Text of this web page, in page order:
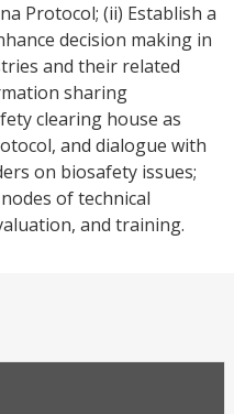
Protocol; (ii) Establish a
decision making in
and their related
sharing
clearing house as
and dialogue with
on biosafety issues;
of technical
and training.